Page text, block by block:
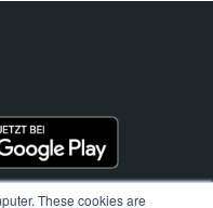
These cookies are